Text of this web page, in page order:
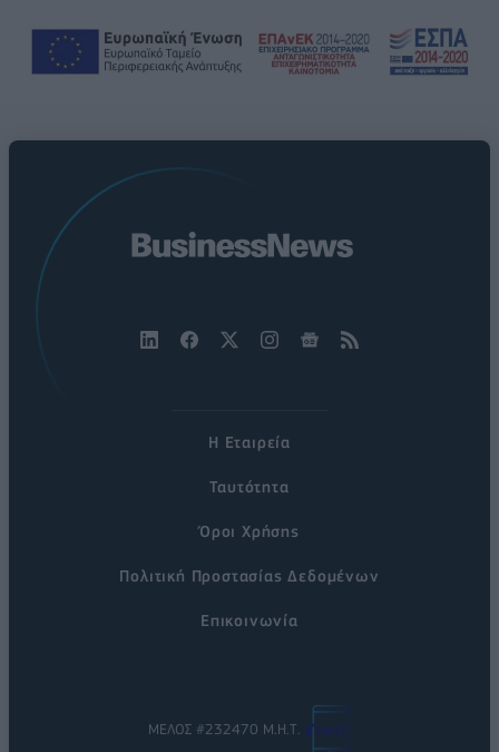
Η Εταιρεία
Ταυτότητα
Όροι Χρήσης
Πολιτική Προστασίας Δεδομένων
Επικοινωνία
ΜΕΛΟΣ #232470 Μ.Η.Τ.